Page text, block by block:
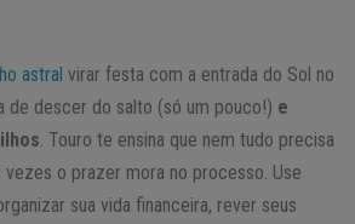
astral virar festa com a entrada do Sol no
de descer do salto (só um pouco!) e
. Touro te ensina que nem tudo precisa
o prazer mora no processo. Use
sua vida financeira, rever seus